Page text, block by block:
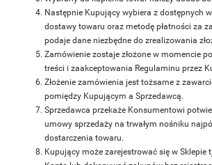
Następnie Kupujący wybiera z dostępnych
dostawy towaru oraz metodę płatności za
podaje dane niezbędne do zrealizowania
Zamówienie zostaje złożone w momencie
treści i zaakceptowania Regulaminu przez
Złożenie zamówienia jest tożsame z
pomiędzy Kupującym a Sprzedawcą.
Sprzedawca przekaże Konsumentowi
umowy sprzedaży na trwałym nośniku
dostarczenia towaru.
Kupujący może zarejestrować się w Sklepie